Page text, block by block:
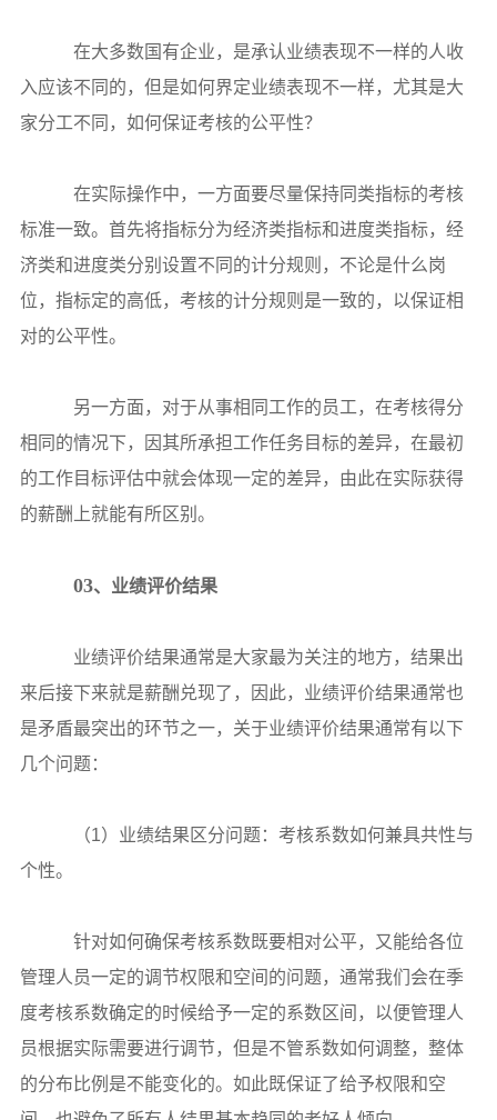
在大多数国有企业，是承认业绩表现不一样的人收
入应该不同的，但是如何界定业绩表现不一样，尤其是大
家分工不同，如何保证考核的公平性？
在实际操作中，一方面要尽量保持同类指标的考核
标准一致。首先将指标分为经济类指标和进度类指标，经
济类和进度类分别设置不同的计分规则，不论是什么岗
位，指标定的高低，考核的计分规则是一致的，以保证相
对的公平性。
另一方面，对于从事相同工作的员工，在考核得分
相同的情况下，因其所承担工作任务目标的差异，在最初
的工作目标评估中就会体现一定的差异，由此在实际获得
的薪酬上就能有所区别。
03、业绩评价结果
业绩评价结果通常是大家最为关注的地方，结果出
来后接下来就是薪酬兑现了，因此，业绩评价结果通常也
是矛盾最突出的环节之一，关于业绩评价结果通常有以下
几个问题：
（1）业绩结果区分问题：考核系数如何兼具共性与
个性。
针对如何确保考核系数既要相对公平，又能给各位
管理人员一定的调节权限和空间的问题，通常我们会在季
度考核系数确定的时候给予一定的系数区间，以便管理人
员根据实际需要进行调节，但是不管系数如何调整，整体
的分布比例是不能变化的。如此既保证了给予权限和空